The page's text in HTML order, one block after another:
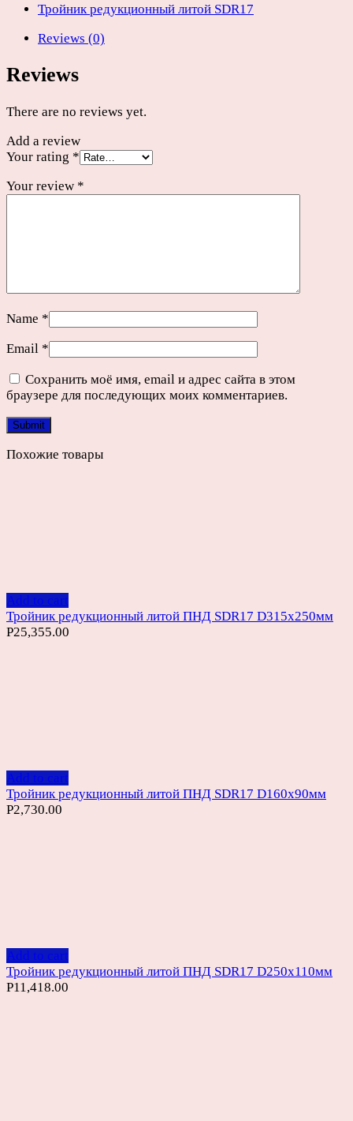
ПНД
D315х160мм
Тройник редукционный литой SDR17
Reviews (0)
Reviews
There are no reviews yet.
Add a review
Your rating *
Your review *
Name *
Email *
Сохранить моё имя, email и адрес сайта в этом
браузере для последующих моих комментариев.
Похожие товары
Add to cart
Тройник редукционный литой ПНД SDR17 D315х250мм
Р25,355.00
Add to cart
Тройник редукционный литой ПНД SDR17 D160х90мм
Р2,730.00
Add to cart
Тройник редукционный литой ПНД SDR17 D250х110мм
Р11,418.00